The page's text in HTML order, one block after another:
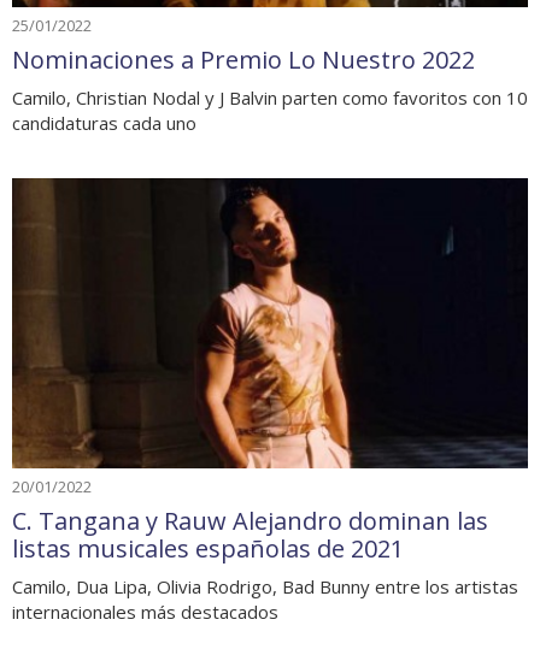
25/01/2022
Nominaciones a Premio Lo Nuestro 2022
Camilo, Christian Nodal y J Balvin parten como favoritos con 10
candidaturas cada uno
20/01/2022
C. Tangana y Rauw Alejandro dominan las
listas musicales españolas de 2021
Camilo, Dua Lipa, Olivia Rodrigo, Bad Bunny entre los artistas
internacionales más destacados